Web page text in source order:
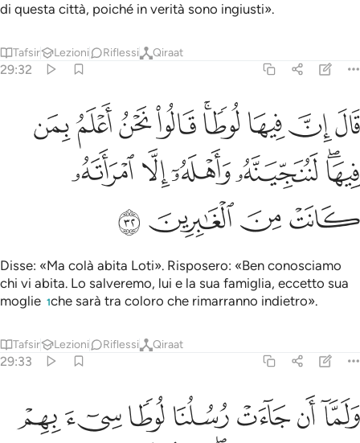
di questa città, poiché in verità sono ingiusti».
Tafsir Lezioni Riflessi Qiraat
29:32
قال ان فيها لوطا قالوا نحن اعلم بمن فيها لننجينه واهله الا امراته كانت
قَالَ إِنَّ فِيهَا لُوطًۭا ۚ قَالُوا۟ نَحْنُ أَعْلَمُ بِمَن فِيهَا ۖ لَنُنَجِّيَنَّهُۥ
ﱒﱓﱔﱕﱖﱗﱘﱙﱚ
ﱛﱜﱝﱞﱟﱠ
ﱡﱢﱣﱤ
Disse: «Ma colà abita Loti». Risposero: «Ben conosciamo
chi vi abita. Lo salveremo, lui e la sua famiglia, eccetto sua
moglie 1che sarà tra coloro che rimarranno indietro».
Tafsir Lezioni Riflessi Qiraat
29:33
ولما ان جاءت رسلنا لوطا سيء بهم وضاق بهم ذرعا وقالوا لا تخف ولا
وَلَمَّآ أَن جَآءَتْ رُسُلُنَا لُوطًۭا سِىٓءَ بِهِمْ وَضَاقَ بِهِمْ ذَرْعًۭا
ﱥﱦﱧﱨ ﱩﱪﱫ